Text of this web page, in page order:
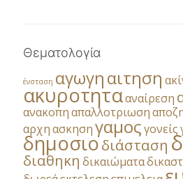
Θεματολογία
ένσταση αγωγηαιτηση
ακυροτητααναίρεση
ανακοπηαπαλλοτριωση
αρχηασκησηγαμοςγονείς
δημοσιοδιάσταση
διαθηκη δικαιώματα